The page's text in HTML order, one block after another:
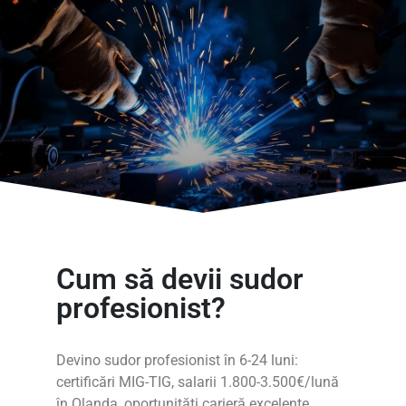
Cum să devii sudor
profesionist?
Devino sudor profesionist în 6-24 luni:
certificări MIG-TIG, salarii 1.800-3.500€/lună